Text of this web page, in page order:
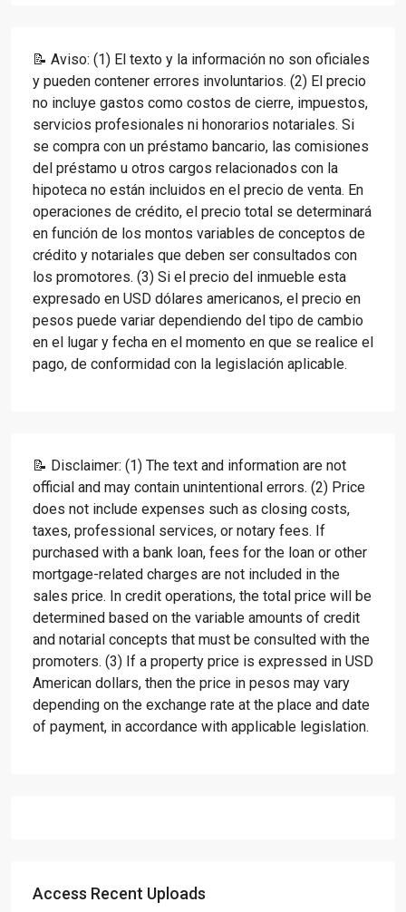
📝 Aviso: (1) El texto y la información no son oficiales
y pueden contener errores involuntarios. (2) El precio
no incluye gastos como costos de cierre, impuestos,
servicios profesionales ni honorarios notariales. Si
se compra con un préstamo bancario, las comisiones
del préstamo u otros cargos relacionados con la
hipoteca no están incluidos en el precio de venta. En
operaciones de crédito, el precio total se determinará
en función de los montos variables de conceptos de
crédito y notariales que deben ser consultados con
los promotores. (3) Si el precio del inmueble esta
expresado en USD dólares americanos, el precio en
pesos puede variar dependiendo del tipo de cambio
en el lugar y fecha en el momento en que se realice el
pago, de conformidad con la legislación aplicable.
📝 Disclaimer: (1) The text and information are not
official and may contain unintentional errors. (2) Price
does not include expenses such as closing costs,
taxes, professional services, or notary fees. If
purchased with a bank loan, fees for the loan or other
mortgage-related charges are not included in the
sales price. In credit operations, the total price will be
determined based on the variable amounts of credit
and notarial concepts that must be consulted with the
promoters. (3) If a property price is expressed in USD
American dollars, then the price in pesos may vary
depending on the exchange rate at the place and date
of payment, in accordance with applicable legislation.
Access Recent Uploads